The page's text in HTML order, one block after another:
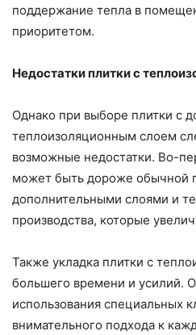
поддержание тепла в
приоритетом.
Недостатки плитки с
Однако при выборе плитки с
теплоизоляционным слоем
возможные недостатки. Во-
может быть дороже обычной
дополнительными слоями и
производства, которые
Также укладка плитки с
большего времени и усилий.
использования специальных
внимательного подхода к